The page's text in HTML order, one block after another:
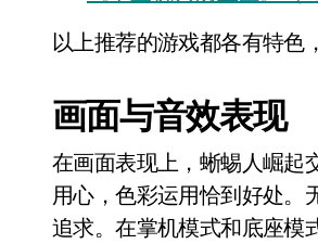
以上推荐的游戏都各有特色
画面与音效表现
在画面表现上，蜥蜴人崛起
用心，色彩运用恰到好处。
追求。在掌机模式和底座模